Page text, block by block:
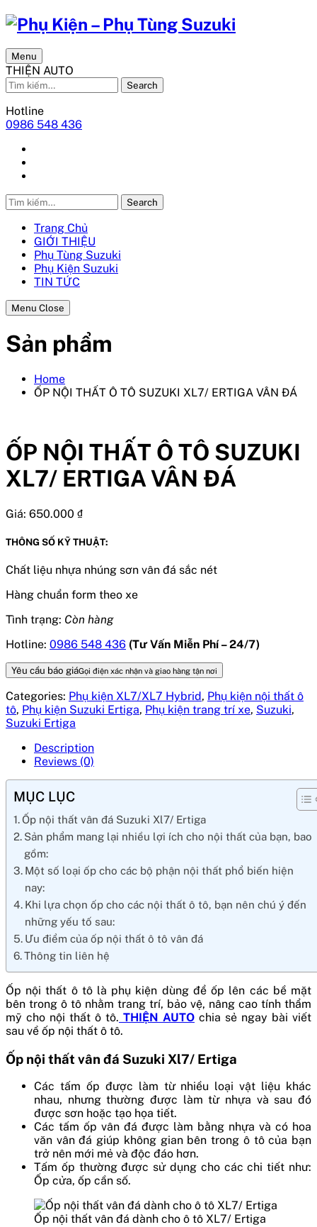
Menu
THIỆN AUTO
Search
Hotline
0986 548 436
Search
Trang Chủ
GIỚI THIỆU
Phụ Tùng Suzuki
Phụ Kiện Suzuki
TIN TỨC
Menu Close
Sản phẩm
Home
ỐP NỘI THẤT Ô TÔ SUZUKI XL7/ ERTIGA VÂN ĐÁ
ỐP NỘI THẤT Ô TÔ SUZUKI
XL7/ ERTIGA VÂN ĐÁ
Giá: 650.000 ₫
THÔNG SỐ KỸ THUẬT:
Chất liệu nhựa nhúng sơn vân đá sắc nét
Hàng chuẩn form theo xe
Tình trạng: Còn hàng
Hotline: 0986 548 436 (Tư Vấn Miễn Phí – 24/7)
Yêu cầu báo giáGọi điện xác nhận và giao hàng tận nơi
Categories: Phụ kiện XL7/XL7 Hybrid, Phụ kiện nội thất ô
tô, Phụ kiện Suzuki Ertiga, Phụ kiện trang trí xe, Suzuki,
Suzuki Ertiga
Description
Reviews (0)
MỤC LỤC
Ốp nội thất vân đá Suzuki Xl7/ Ertiga
Sản phẩm mang lại nhiều lợi ích cho nội thất của bạn, bao
gồm:
Một số loại ốp cho các bộ phận nội thất phổ biến hiện
nay:
Khi lựa chọn ốp cho các nội thất ô tô, bạn nên chú ý đến
những yếu tố sau:
Ưu điểm của ốp nội thất ô tô vân đá
Thông tin liên hệ
Ốp nội thất ô tô là phụ kiện dùng để ốp lên các bề mặt
bên trong ô tô nhằm trang trí, bảo vệ, nâng cao tính thẩm
mỹ cho nội thất ô tô. THIỆN AUTO chia sẻ ngay bài viết
sau về ốp nội thất ô tô.
Ốp nội thất vân đá Suzuki Xl7/ Ertiga
Các tấm ốp được làm từ nhiều loại vật liệu khác
nhau, nhưng thường được làm từ nhựa và sau đó
được sơn hoặc tạo họa tiết.
Các tấm ốp vân đá được làm bằng nhựa và có hoa
văn vân đá giúp không gian bên trong ô tô của bạn
trở nên mới mẻ và độc đáo hơn.
Tấm ốp thường được sử dụng cho các chi tiết như:
Ốp cửa, ốp cần số.
Ốp nội thất vân đá dành cho ô tô XL7/ Ertiga